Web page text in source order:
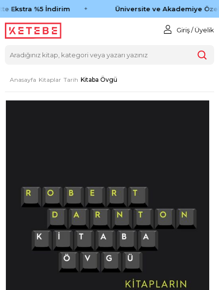
Ekstra %5 İndirim Üniversite ve Akademiye
Giriş / Üyelik
Anasayfa Kitaplar Tarih Kitaba Övgü